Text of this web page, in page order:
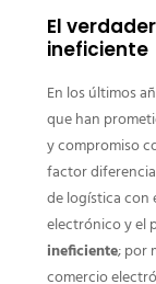
El
ineficiente
En los últimos
que han
y compromiso
factor
de logística con
electrónico y el
ineficiente; por
comercio